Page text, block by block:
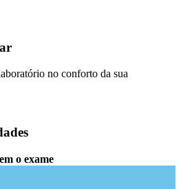
no conforto da sua
o exame